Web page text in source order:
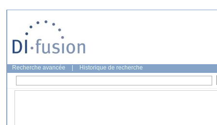
Recherche avancée Historique de recherche